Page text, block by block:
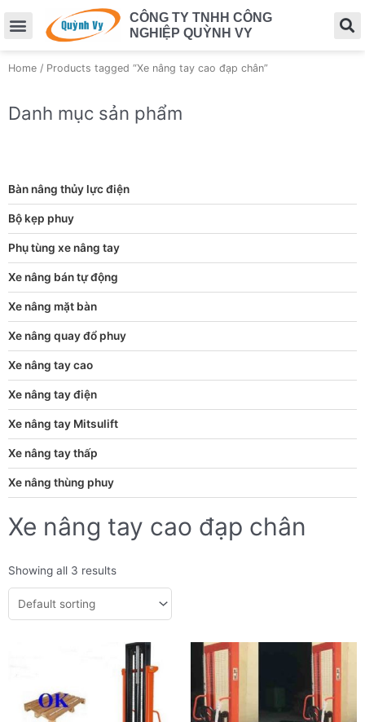
CÔNG TY TNHH CÔNG
NGHIỆP QUỲNH VY
Home / Products tagged “Xe nâng tay cao đạp chân”
Danh mục sản phẩm
Bàn nâng thủy lực điện
Bộ kẹp phuy
Phụ tùng xe nâng tay
Xe nâng bán tự động
Xe nâng mặt bàn
Xe nâng quay đổ phuy
Xe nâng tay cao
Xe nâng tay điện
Xe nâng tay Mitsulift
Xe nâng tay thấp
Xe nâng thùng phuy
Xe nâng tay cao đạp chân
Showing all 3 results